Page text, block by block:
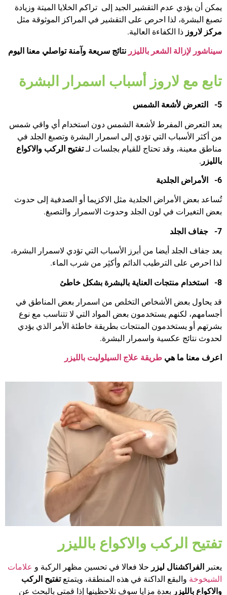
يمكن أن يؤدي عدم التقشير الجيد إلى تراكم الخلايا الميتة وزيادة
تصبغ البشرة، لذا احرص على التقشير في المراكز الموثوقة مثل
مركز لاروز ذا الكفاءة العالية.
سيناشور لإزالة الشعر بالليزر نتائج سريعة وآمنة تواصلي معنا اليوم
تابع مع لاروز أسباب اسمرار البشرة
5- التعرض لأشعة الشمس
يعد التعرض المفرط لأشعة الشمس دون استخدام أي واقي شمس
من أكثر الأسباب التي تؤدي إلى اسمرار البشرة وتصبغ الجلد في
مناطق معينة، وقد تحتاج للقيام بجلسات لـتفتيح الركب والاكواع
بالليزر .
6- الأمراض الجلدية
تُساعد بعض الأمراض الجلدية مثل الاكزيما أو الصدفية إلى حدوث
بعض التغيرات في لون الجلد وحدوث الاسمرار والتصبغ.
7- جفاف الجلد
يعد جفاف الجلد أيضا من أبرز الأسباب التي تؤدي لاسمرار البشرة،
لذا احرص على الترطيب الدائم وأكثِر من شرب الماء.
8- استخدام منتجات العناية بالبشرة بشكل خاطئ
قد يحاول بعض الأشخاص التخلص من اسمرار بعض المناطق في
أجسامهم، لكنهم يستخدمون بعض المواد التي لا تتناسب مع نوع
بشرتهم أو يستخدمون المنتجات بطريقة خاطئة الأمر الذي يؤدي
لحدوث نتائج عكسية واسمرار البشرة.
اعرف معنا ما هي طريقة علاج السيلوليت بالليزر
تفتيح الركب والاكواع بالليزر
يعتبر الفراكشنال ليزر حلا فعالا في تحسين مظهر الركبة و علامات
الشيخوخة والبقع الداكنة في هذه المنطقة، ويتمتعتفتيح الركب
والاكواع بالليزر بعدة مزايا سوف تلاحظينها إذا قمتي بالبحث عن